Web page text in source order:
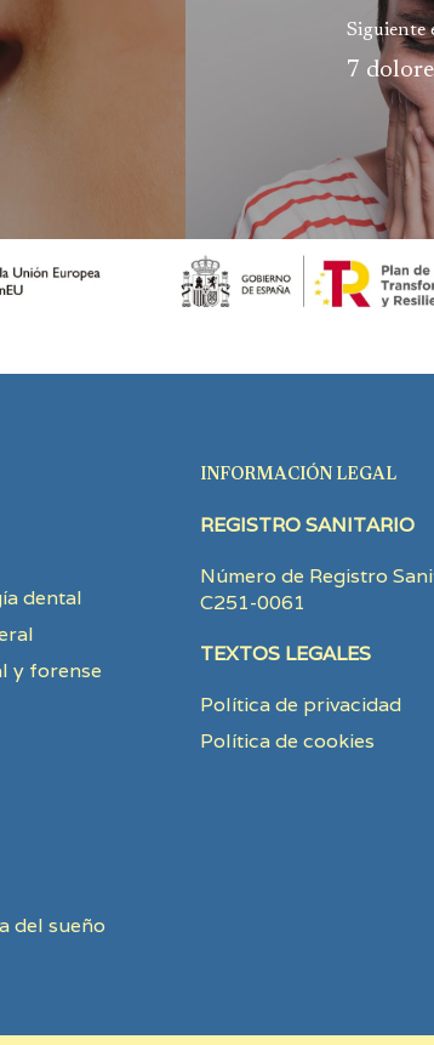
Siguiente
7
dental
y forense
del sueño
INFORMACIÓN LEGAL
REGISTRO SANITARIO
Número de Registro
C251-0061
TEXTOS LEGALES
Política de privacidad
Política de cookies